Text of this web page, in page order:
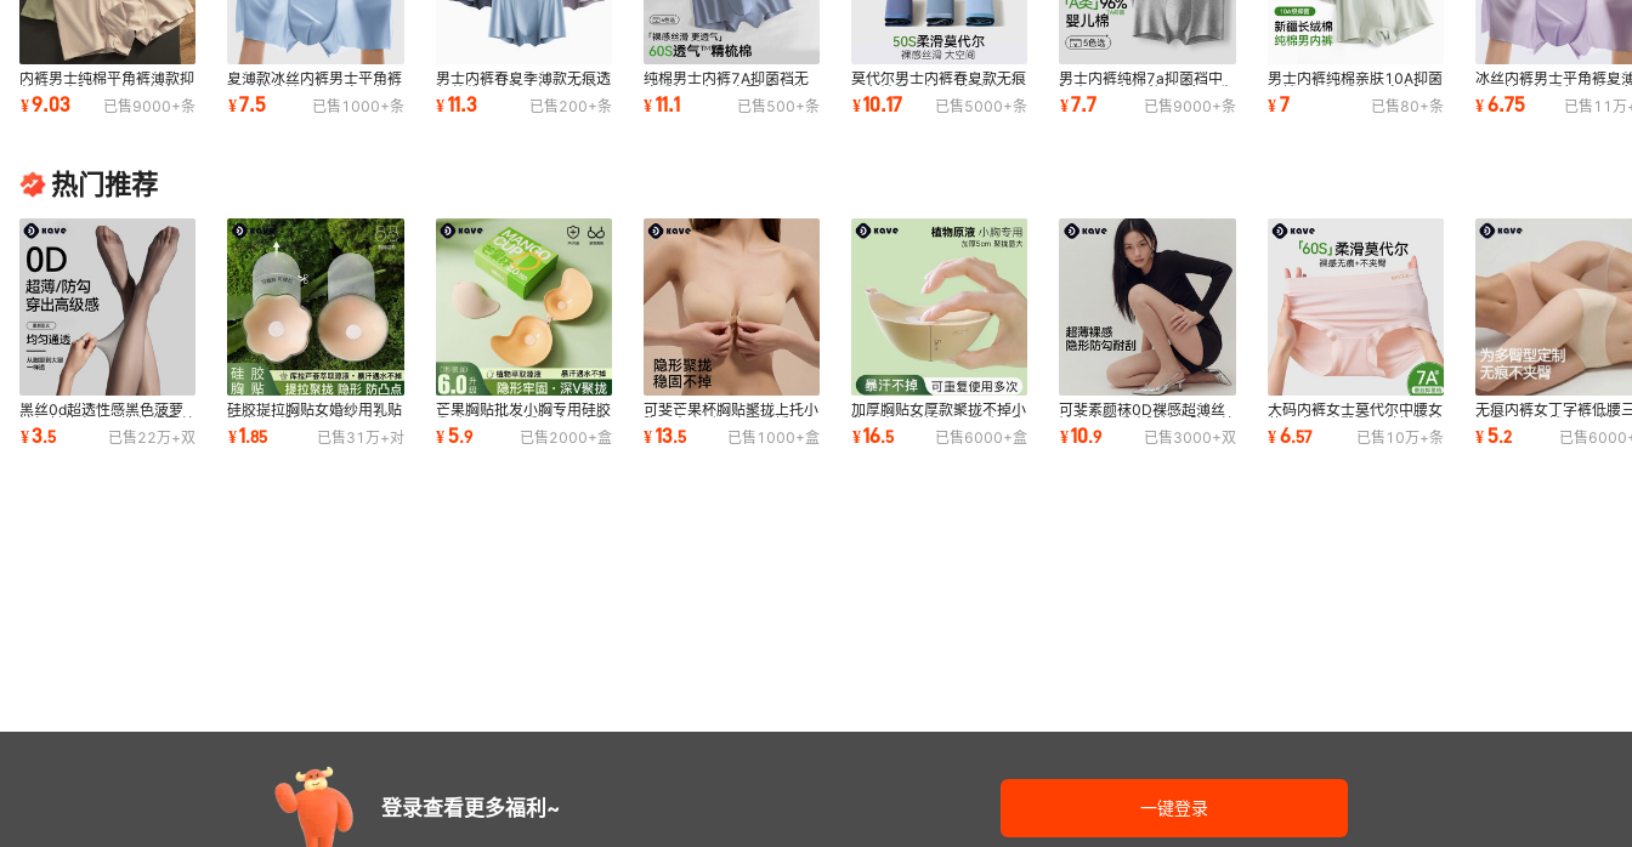
内裤男士纯棉平角裤薄款抑
菌透气中腰男内裤a类棉四
角裤纯棉裆
¥9.03 已售9000+条
夏薄款冰丝内裤男士平角裤
10A抗菌裆透气无痕四角裤
大码男生短裤
¥7.5 已售 1000+条
男士内裤春夏季薄款无痕透
气莫代尔冰丝内裤7a抑菌
裆大码平角内裤
¥11.3 已售200+条
纯棉男士内裤7A抑菌裆无
痕透气平角裤春夏季冰丝四
角裤头短裤批发
¥11.1 已售500+条
莫代尔男士内裤春夏款无痕
平角裤桑蚕丝7A抑菌裆男
式大码四角短裤
¥10.17 已售5000+条
男士内裤纯棉7a抑菌裆中
腰大码平角裤秋冬透气男生
全棉无痕内裤头
¥7.7 已售9000+条
男士内裤纯棉亲肤10A抑菌
底裆平角裤透气无痕中腰四
角裤短裤批发
¥7 已售80+条
冰丝内裤男士平角裤夏
10A抗菌裆透气无痕四
大码男生短裤
¥6.75 已售 11万
热门推荐
黑丝0d超透性感黑色菠萝
袜加长款高个子连体超薄丝
袜女防勾丝耐穿
¥3.5 已售22万+双
硅胶提拉胸贴女婚纱用乳贴
聚拢上托防走光贴隐形内衣
吊带胸贴小胸
¥1.85 已售31万+对
芒果胸贴批发小胸专用硅胶
乳贴显大内衣婚纱隐形文胸
聚拢防走光贴
¥5.9 已售2000+盒
可斐芒果杯胸贴聚拢上托小
胸显大隐形无痕夏季婚纱吊
带专用加厚款
¥13.5 已售 1000+盒
加厚胸贴女厚款聚拢不掉小
胸显大吊带婚纱用乳贴平胸
外扩隐形胸垫
¥16.5 已售6000+盒
可斐素颜袜0D裸感超薄丝
袜女春夏季光腿神器防勾丝
耐穿黑色连裤袜
¥10.9 已售3000+双
大码内裤女士莫代尔中腰女
款无痕不夹臀桑蚕丝抑菌裆
女式三角短裤
¥6.57 已售 10万+条
无痕内裤女丁字裤低腰
裤桑蚕丝内裆女士瑜伽
健身冰丝内裤
¥5.2 已售
登录查看更多福利~ 一键登录